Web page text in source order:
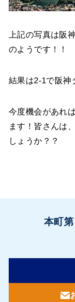
上記の写真は阪
のようです！！
結果は2-1で阪神
今度機会があれ
ます！ 皆さんは
しょうか？？
本町